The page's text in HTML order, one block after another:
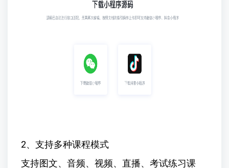
2、支持多种课程模式
支持图文、音频、视频、直播、考试练习课